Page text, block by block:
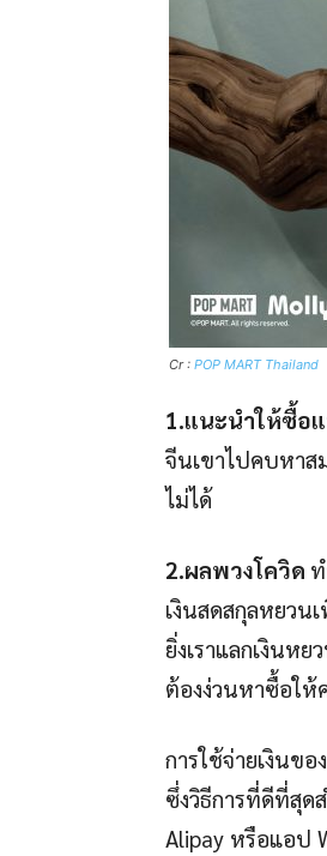
Cr : POP MART Thailand
1.แนะนำให้ซื้อแ
จีนเขาไปคบหาส
ไม่ได้
2.ผลพวงโควิด
เงินสดสกุลหยว
ยิ่งเราแลกเงินห
ต้องง่วนหาซื้อให้
การใช้จ่ายเงินข
ซึ่งวิธีการที่ดีที่สุด
Alipay หรือแอป